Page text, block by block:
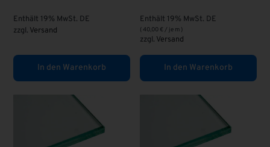
Enthält 19% MwSt. DE
zzgl. Versand
In den Warenkorb
Enthält 19% MwSt. DE
( 40,00 € / je m )
zzgl. Versand
In den Warenkorb